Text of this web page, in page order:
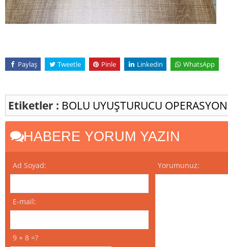
Paylaş Tweetle Pinle Linkedin WhatsApp
Etiketler : BOLU UYUŞTURUCU
HABERE YORUM YAZIN
Ad Soyad:
E-mail:
9 + 8 =?
Yorumunuz: